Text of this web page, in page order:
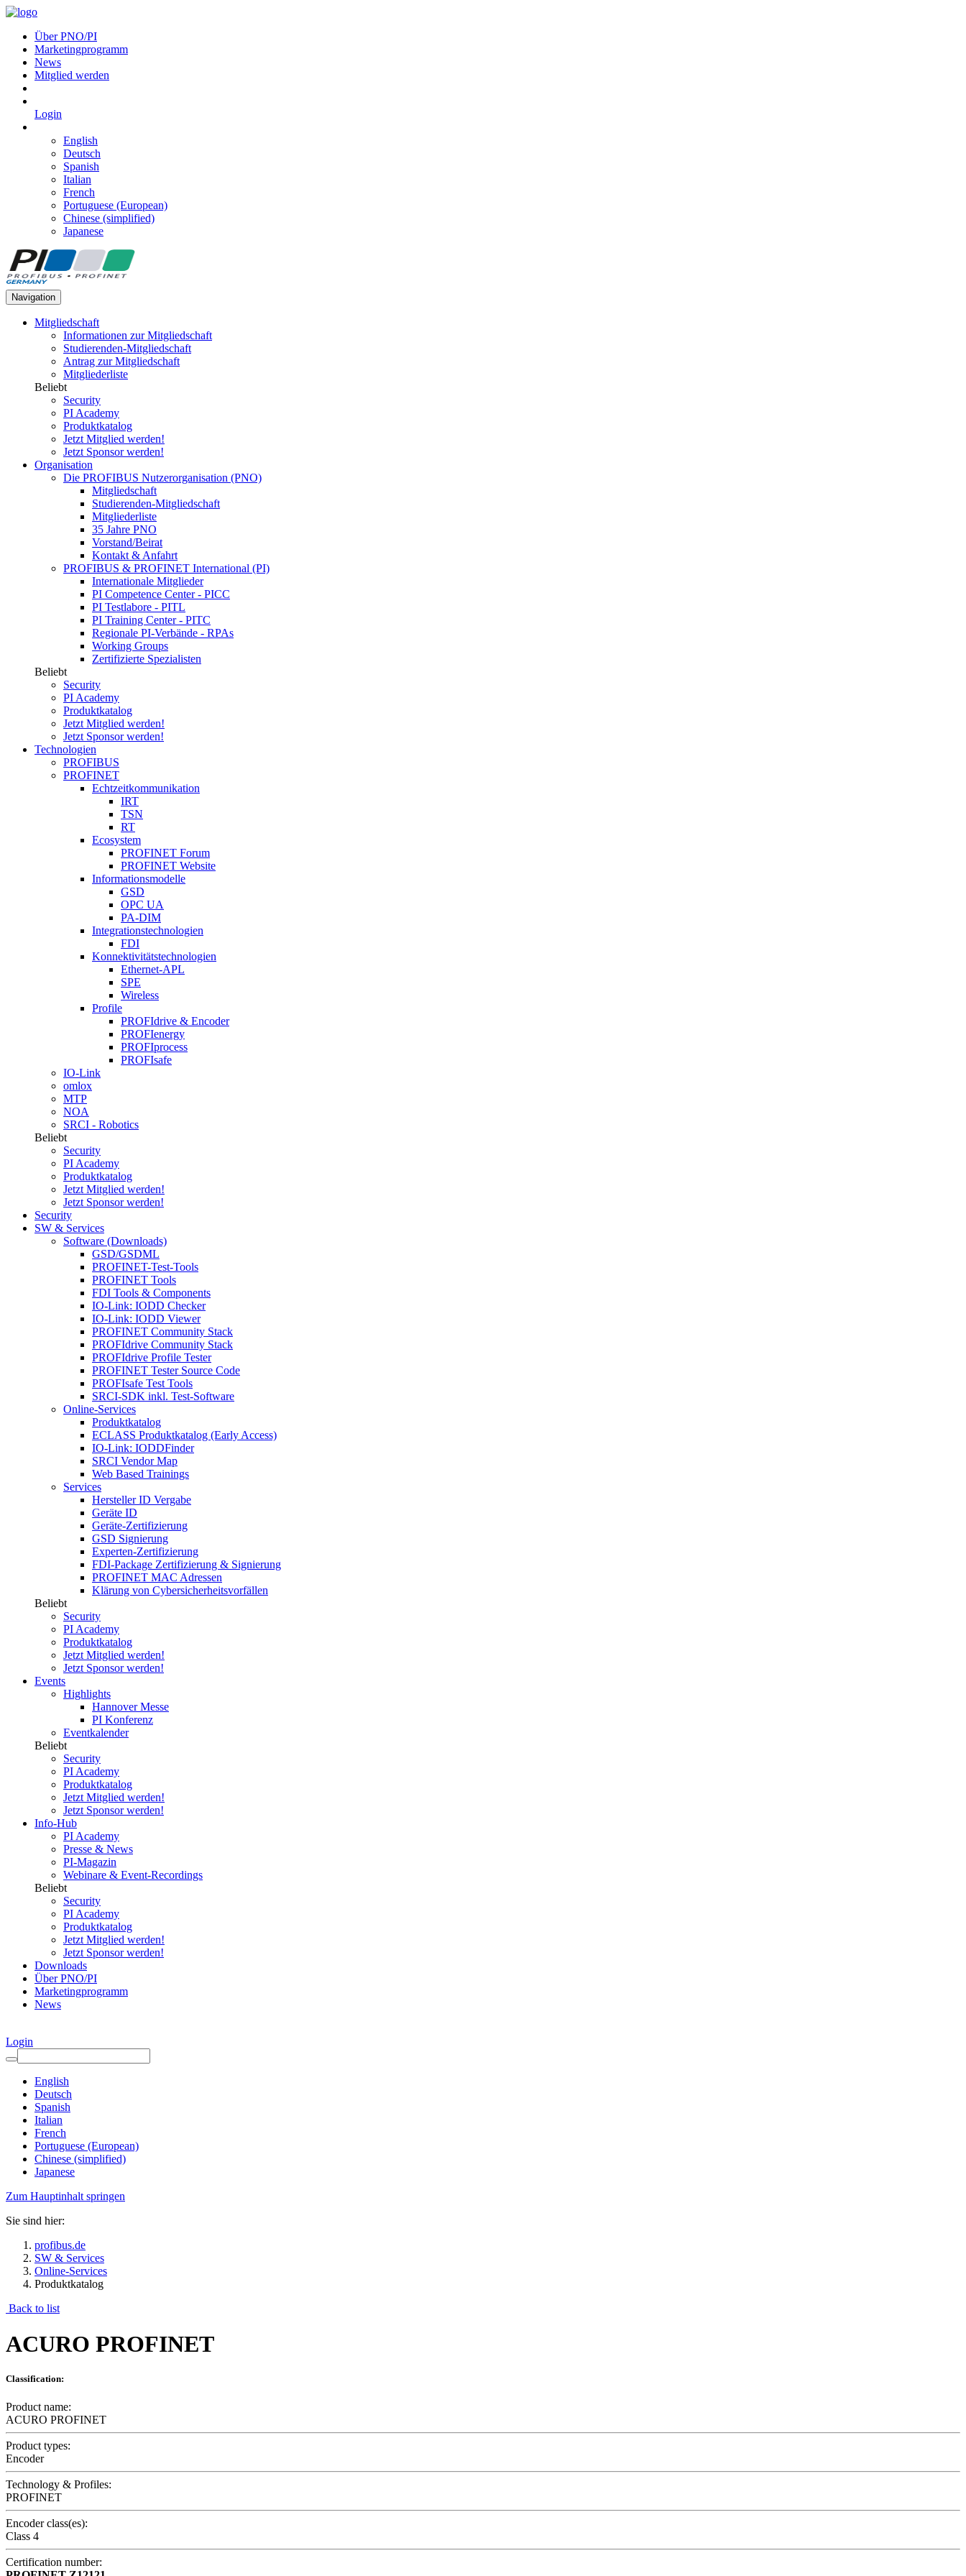
Über PNO/PI
Marketingprogramm
News
Mitglied werden
Login
English
Deutsch
Spanish
Italian
French
Portuguese (European)
Chinese (simplified)
Japanese
Navigation
Mitgliedschaft
Informationen zur Mitgliedschaft
Studierenden-Mitgliedschaft
Antrag zur Mitgliedschaft
Mitgliederliste
Beliebt
Security
PI Academy
Produktkatalog
Jetzt Mitglied werden!
Jetzt Sponsor werden!
Organisation
Die PROFIBUS Nutzerorganisation (PNO)
Mitgliedschaft
Studierenden-Mitgliedschaft
Mitgliederliste
35 Jahre PNO
Vorstand/Beirat
Kontakt & Anfahrt
PROFIBUS & PROFINET International (PI)
Internationale Mitglieder
PI Competence Center - PICC
PI Testlabore - PITL
PI Training Center - PITC
Regionale PI-Verbände - RPAs
Working Groups
Zertifizierte Spezialisten
Beliebt
Security
PI Academy
Produktkatalog
Jetzt Mitglied werden!
Jetzt Sponsor werden!
Technologien
PROFIBUS
PROFINET
Echtzeitkommunikation
IRT
TSN
RT
Ecosystem
PROFINET Forum
PROFINET Website
Informationsmodelle
GSD
OPC UA
PA-DIM
Integrationstechnologien
FDI
Konnektivitätstechnologien
Ethernet-APL
SPE
Wireless
Profile
PROFIdrive & Encoder
PROFIenergy
PROFIprocess
PROFIsafe
IO-Link
omlox
MTP
NOA
SRCI - Robotics
Beliebt
Security
PI Academy
Produktkatalog
Jetzt Mitglied werden!
Jetzt Sponsor werden!
Security
SW & Services
Software (Downloads)
GSD/GSDML
PROFINET-Test-Tools
PROFINET Tools
FDI Tools & Components
IO-Link: IODD Checker
IO-Link: IODD Viewer
PROFINET Community Stack
PROFIdrive Community Stack
PROFIdrive Profile Tester
PROFINET Tester Source Code
PROFIsafe Test Tools
SRCI-SDK inkl. Test-Software
Online-Services
Produktkatalog
ECLASS Produktkatalog (Early Access)
IO-Link: IODDFinder
SRCI Vendor Map
Web Based Trainings
Services
Hersteller ID Vergabe
Geräte ID
Geräte-Zertifizierung
GSD Signierung
Experten-Zertifizierung
FDI-Package Zertifizierung & Signierung
PROFINET MAC Adressen
Klärung von Cybersicherheitsvorfällen
Beliebt
Security
PI Academy
Produktkatalog
Jetzt Mitglied werden!
Jetzt Sponsor werden!
Events
Highlights
Hannover Messe
PI Konferenz
Eventkalender
Beliebt
Security
PI Academy
Produktkatalog
Jetzt Mitglied werden!
Jetzt Sponsor werden!
Info-Hub
PI Academy
Presse & News
PI-Magazin
Webinare & Event-Recordings
Beliebt
Security
PI Academy
Produktkatalog
Jetzt Mitglied werden!
Jetzt Sponsor werden!
Downloads
Über PNO/PI
Marketingprogramm
News
Login
English
Deutsch
Spanish
Italian
French
Portuguese (European)
Chinese (simplified)
Japanese
Zum Hauptinhalt springen
Sie sind hier:
profibus.de
SW & Services
Online-Services
Produktkatalog
Back to list
ACURO PROFINET
Classification:
Product name:
ACURO PROFINET
Product types:
Encoder
Technology & Profiles:
PROFINET
Encoder class(es):
Class 4
Certification number: